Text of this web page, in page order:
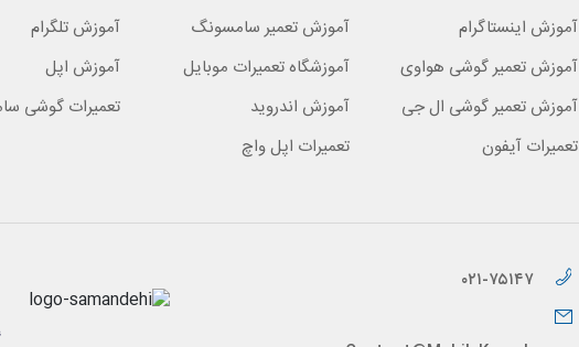
آموزش اینستاگرام
آموزش تعمیر سامسونگ
آموزش تلگرام
آموزش تعمیر گوشی هواوی
آموزشگاه تعمیرات موبایل
آموزش اپل
آموزش تعمیر گوشی ال جی
آموزش اندروید
تعمیرات گوشی
تعمیرات آیفون
تعمیرات اپل واچ
۰۲۱-۷۵۱۴۷